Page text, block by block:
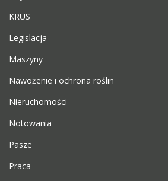
KRUS
Legislacja
Maszyny
Nawożenie i ochrona roślin
Nieruchomości
Notowania
Pasze
Praca